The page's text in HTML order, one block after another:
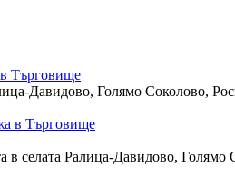
Търговище
Давидово, Голямо Соколово,
в селата Ралица-Давидово,